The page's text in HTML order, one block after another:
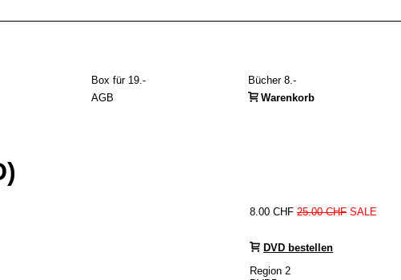
Box für 19.- Bücher 8.-
AGB Warenkorb
8.00 CHF 25.00 CHF SALE
DVD bestellen
Region 2